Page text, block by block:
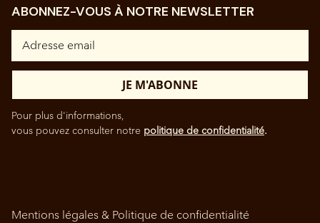
ABONNEZ-VOUS À NOTRE NEWSLETTER
Pour plus d'informations,
vous pouvez consulter notre politique de confidentialité.
Mentions légales & Politique de confidentialité